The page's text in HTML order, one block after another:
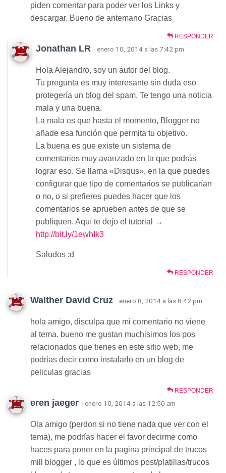
piden comentar para poder ver los Links y
descargar. Bueno de antemano Gracias
RESPONDER
Jonathan LR · enero 10, 2014 a las 7:42 pm
Hola Alejandro, soy un autor del blog.
Tu pregunta es muy interesante sin duda eso
protegería un blog del spam. Te tengo una noticia
mala y una buena.
La mala es que hasta el momento, Blogger no
añade esa función que permita tu objetivo.
La buena es que existe un sistema de
comentarios muy avanzado en la que podrás
lograr eso. Se llama «Disqus», en la que puedes
configurar que tipo de comentarios se publicarían
o no, o si prefieres puedes hacer que los
comentarios se aprueben antes de que se
publiquen. Aquí te dejo el tutorial →
http://bit.ly/1ewhIk3
Saludos :d
RESPONDER
Walther David Cruz · enero 8, 2014 a las 8:42 pm
hola amigo, disculpa que mi comentario no viene
al tema. bueno me gustan muchisimos los pos
relacionados que tienes en este sitio web, me
podrias decir como instalarlo en un blog de
peliculas gracias
RESPONDER
eren jaeger · enero 10, 2014 a las 12:50 am
Ola amigo (perdon si no tiene nada que ver con el
tema), me podrías hacer el favor decirme como
haces para poner en la pagina principal de trucos
mill blogger , lo que es últimos post/platillas/trucos